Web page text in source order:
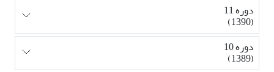
دوره 11
(1390)
دوره 10
(1389)